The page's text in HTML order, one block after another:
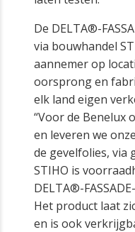
De DELTA®-
via bouwhandel
aannemer op
oorsprong en
elk land eigen
“Voor de Benelux
en leveren we
de gevelfolies, via
STIHO is
DELTA®-
Het product laat
en is ook